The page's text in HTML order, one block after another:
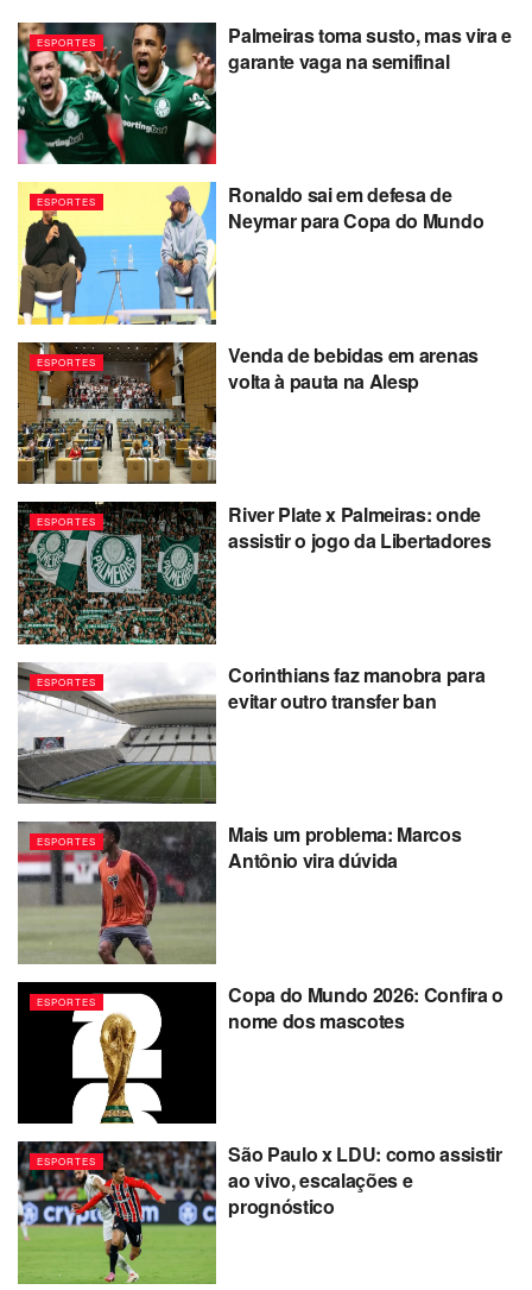
ESPORTES
Palmeiras toma susto, mas vira e
garante vaga na semifinal
ESPORTES
Ronaldo sai em defesa de
Neymar para Copa do Mundo
ESPORTES
Venda de bebidas em arenas
volta à pauta na Alesp
ESPORTES
River Plate x Palmeiras: onde
assistir o jogo da Libertadores
ESPORTES
Corinthians faz manobra para
evitar outro transfer ban
ESPORTES
Mais um problema: Marcos
Antônio vira dúvida
ESPORTES
Copa do Mundo 2026: Confira o
nome dos mascotes
ESPORTES
São Paulo x LDU: como assistir
ao vivo, escalações e
prognóstico